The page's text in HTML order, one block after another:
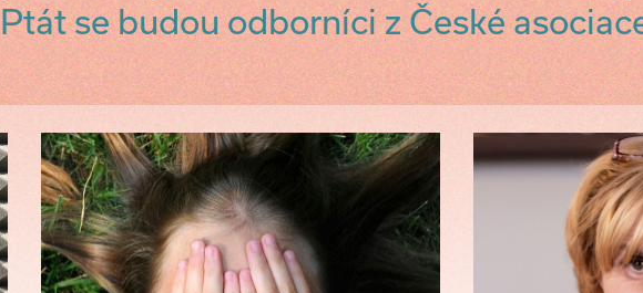
Ptát se budou odborníci z České